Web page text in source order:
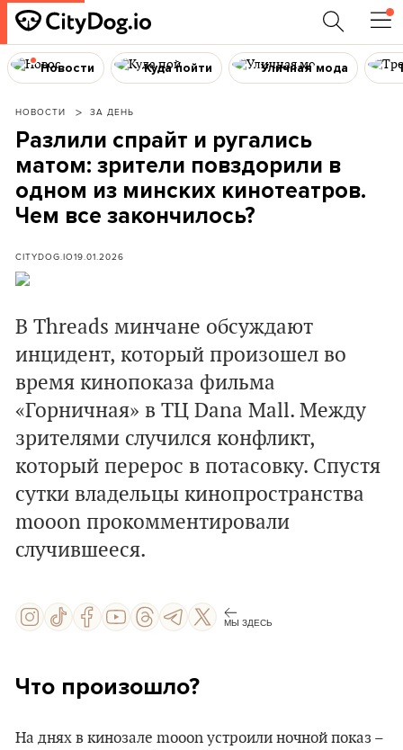
Новости Куда пойти Уличная мода
НОВОСТИ ЗА ДЕНЬ
Разлили спрайт и ругались
матом: зрители повздорили в
одном из минских кинотеатров.
Чем все закончилось?
CITYDOG.IO19.01.2026
В Threads минчане обсуждают
инцидент, который произошел во
время кинопоказа фильма
«Горничная» в ТЦ Dana Mall. Между
зрителями случился конфликт,
который перерос в потасовку. Спустя
сутки владельцы кинопространства
mooon прокомментировали
случившееся.
МЫ ЗДЕСЬ
Что произошло?
На днях в кинозале mooon устроили ночной показ –